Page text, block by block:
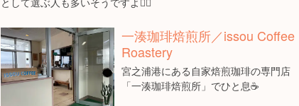
一湊珈琲焙煎所／issou Coffee
Roastery
宮之浦港にある自家焙煎珈琲の専門店
「一湊珈琲焙煎所」でひと息☕️